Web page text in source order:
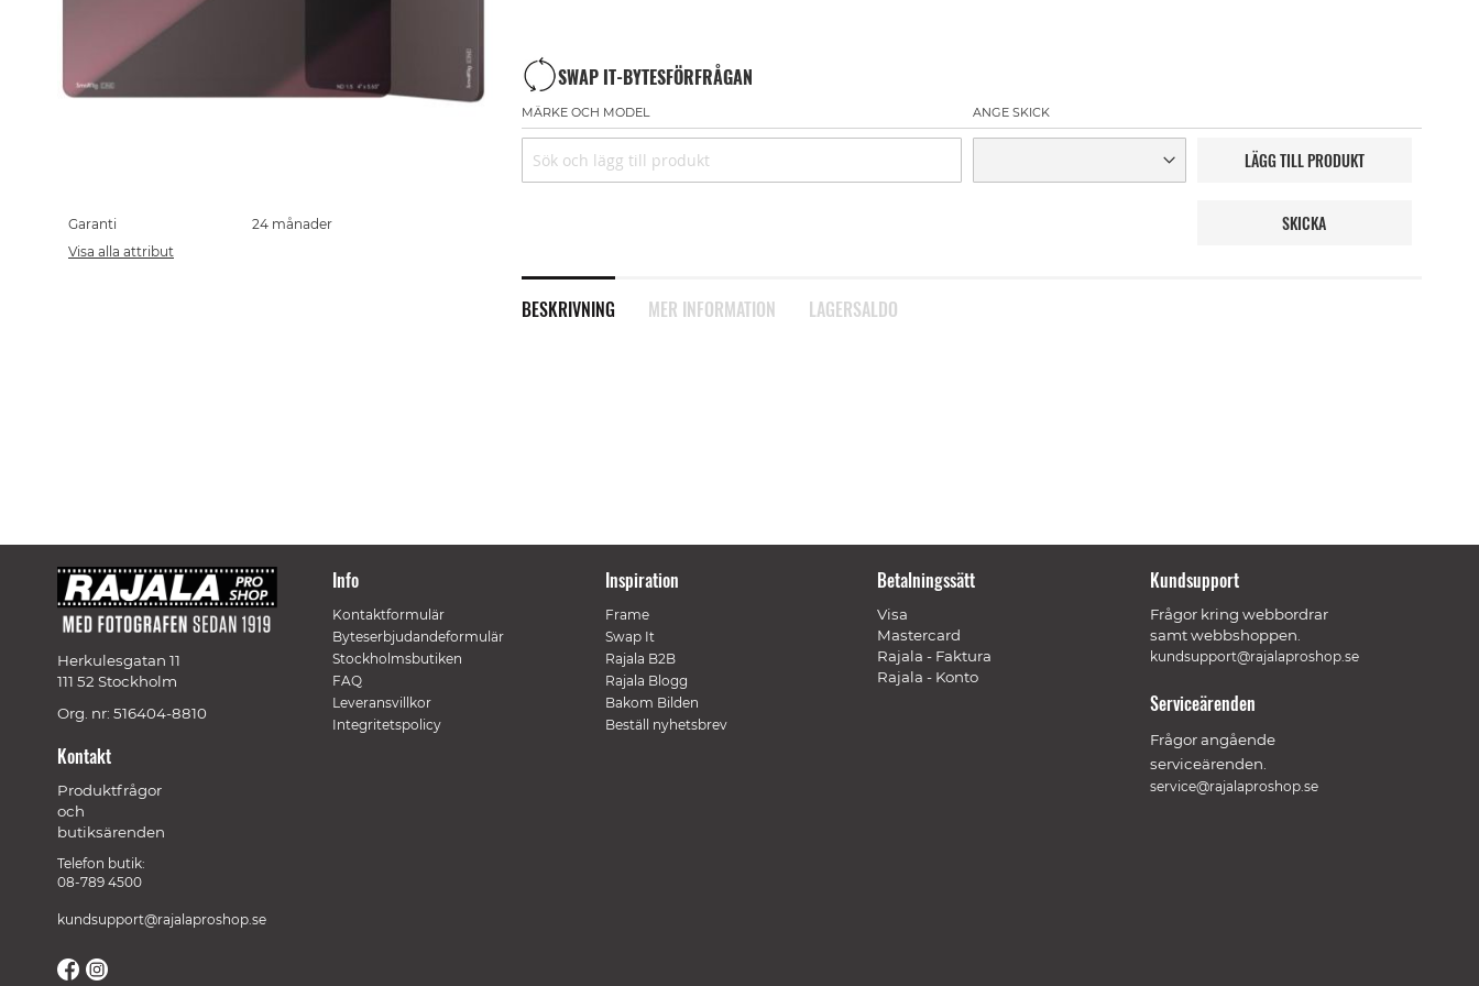
SWAP IT-BYTESFÖRFRÅGAN
MÄRKE OCH MODEL ANGE SKICK
LÄGG TILL PRODUKT
SKICKA
BESKRIVNING MER INFORMATION LAGERSALDO
the
beginning
of
Garanti
24 månader
Visa alla attribut
Herkulesgatan 11
111 52 Stockholm
Org. nr: 516404-8810
Kontakt
Produktfrågor
och
butiksärenden
Telefon butik:
08-789 4500
kundsupport@rajalaproshop.se
Info
Kontaktformulär
Byteserbjudandeformulär
Stockholmsbutiken
FAQ
Leveransvillkor
Integritetspolicy
Inspiration
Frame
Swap It
Rajala B2B
Rajala Blogg
Bakom Bilden
Beställ nyhetsbrev
Betalningssätt
Visa
Mastercard
Rajala - Faktura
Rajala - Konto
Kundsupport
Frågor kring webbordrar
samt webbshoppen.
kundsupport@rajalaproshop.se
Serviceärenden
Frågor angående
serviceärenden.
service@rajalaproshop.se